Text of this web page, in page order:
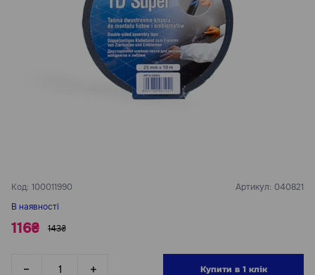
Код: 100011990 Артикул: 040821
В наявності
116₴ 143₴
Купити в 1 клік